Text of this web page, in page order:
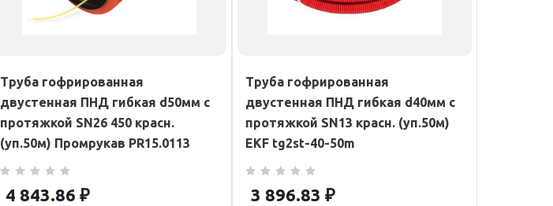
Труба гофрированная
двустенная ПНД гибкая d50мм с
протяжкой SN26 450 красн.
(уп.50м) Промрукав PR15.0113
4 843.86 ₽
Труба гофрированная
двустенная ПНД гибкая d40мм с
протяжкой SN13 красн. (уп.50м)
EKF tg2st-40-50m
3 896.83 ₽